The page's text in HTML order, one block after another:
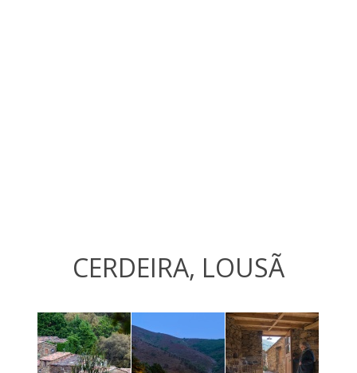
CERDEIRA, LOUSÃ